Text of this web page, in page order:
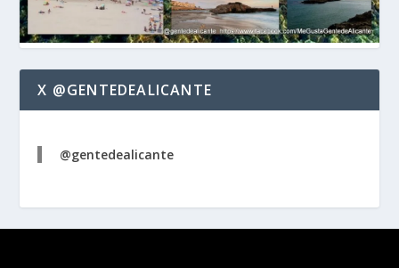
X @GENTEDEALICANTE
@gentedealicante